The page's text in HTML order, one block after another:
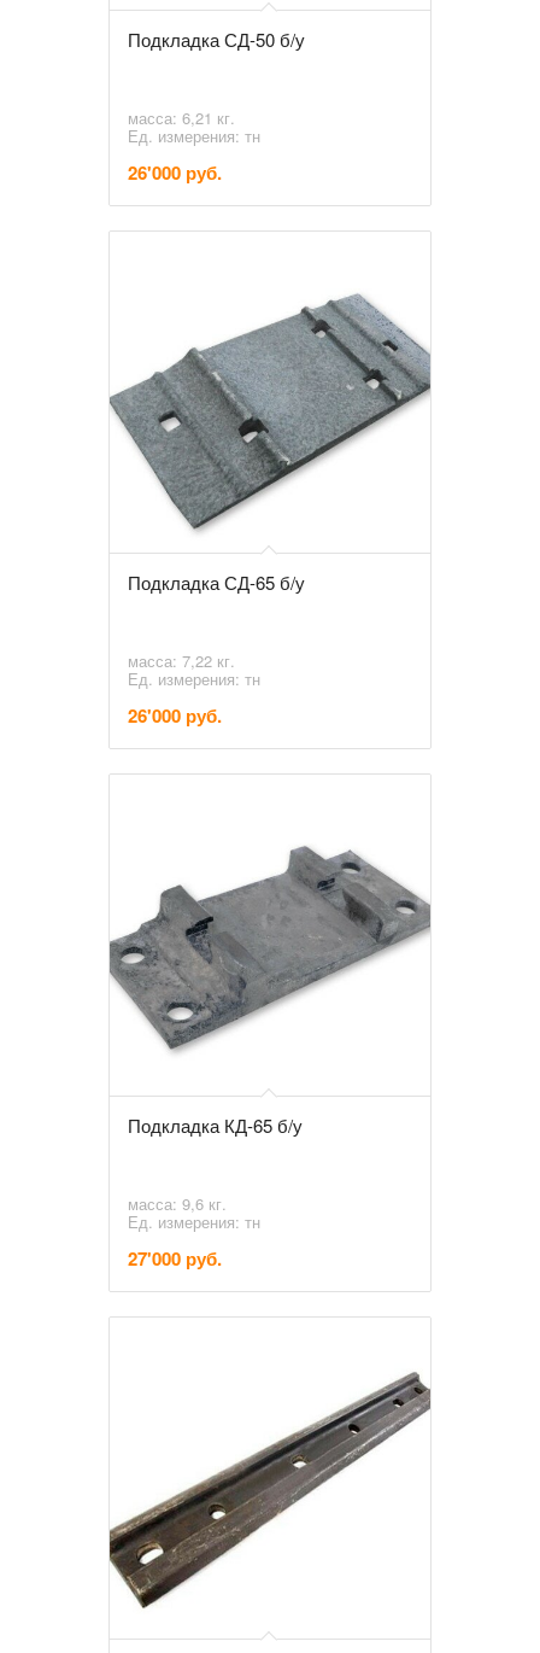
Подкладка СД-50 б/у
масса: 6,21 кг.
Ед. измерения: тн
26'000 руб.
Подкладка СД-65 б/у
масса: 7,22 кг.
Ед. измерения: тн
26'000 руб.
Подкладка КД-65 б/у
масса: 9,6 кг.
Ед. измерения: тн
27'000 руб.